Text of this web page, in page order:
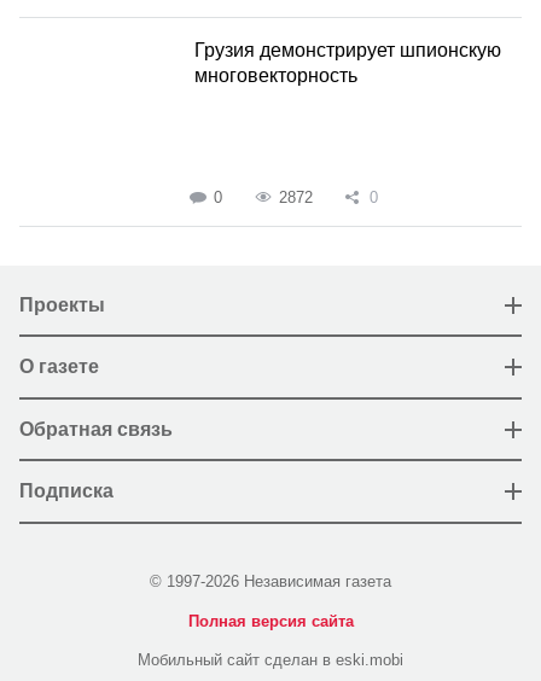
Грузия демонстрирует шпионскую
многовекторность
0 2872 0
Проекты
О газете
Обратная связь
Подписка
© 1997-2026 Независимая газета
Полная версия сайта
Мобильный сайт сделан в eski.mobi